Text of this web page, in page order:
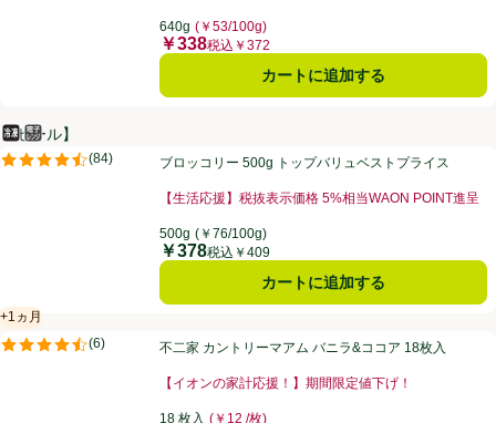
640g (￥53/100g)
価格
￥338税込￥372
カートに追加する
【セール】
ブロッコリー 500g トップバリュベストプライス
冷凍食品
電子レンジ使用可
(84)
評価は84件のレビューで5点中4.5点。ブロッコリー 500g トップバリュベストプライス
【生活応援】税抜表示価格 5%相当WAON POINT進呈
500g (￥76/100g)
価格
￥378税込￥409
カートに追加する
不二家 カントリーマアム バニラ&ココア 18枚入
+1ヵ月
賞味・消費期限保証：1ヵ月
(6)
評価は6件のレビューで5点中4.5点。不二家 カントリーマアム バニラ&ココア 18枚入
【イオンの家計応援！】期間限定値下げ！
18 枚入 (￥12 /枚)